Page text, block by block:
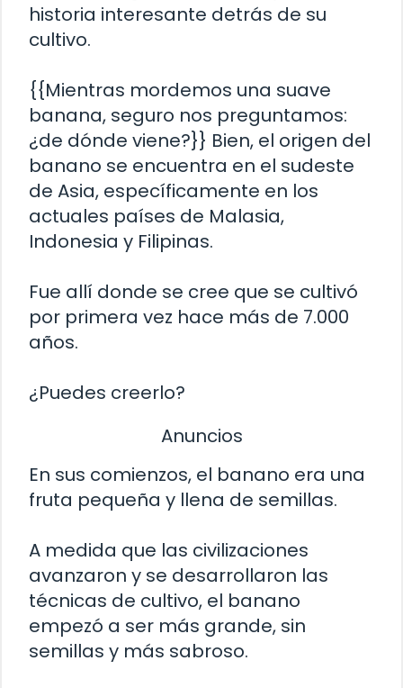
historia interesante detrás de su
cultivo.
{{Mientras mordemos una suave
banana, seguro nos preguntamos:
¿de dónde viene?}} Bien, el origen del
banano se encuentra en el sudeste
de Asia, específicamente en los
actuales países de Malasia,
Indonesia y Filipinas.
Fue allí donde se cree que se cultivó
por primera vez hace más de 7.000
años.
¿Puedes creerlo?
Anuncios
En sus comienzos, el banano era una
fruta pequeña y llena de semillas.
A medida que las civilizaciones
avanzaron y se desarrollaron las
técnicas de cultivo, el banano
empezó a ser más grande, sin
semillas y más sabroso.